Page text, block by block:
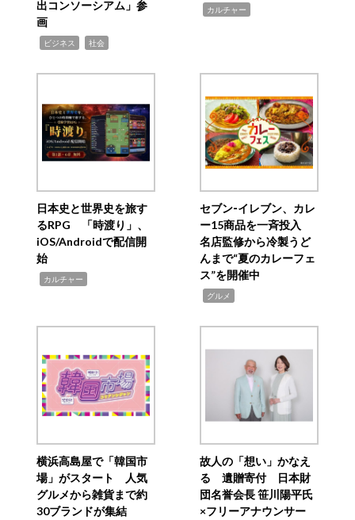
出コンソーシアム」参
画
ビジネス 社会
カルチャー
日本史と世界史を旅す
るRPG 「時渡り」、
iOS/Androidで配信開
始
カルチャー
セブン‐イレブン、カレ
ー15商品を一斉投入
名店監修から冷製うど
んまで“夏のカレーフェ
ス”を開催中
グルメ
横浜高島屋で「韓国市
場」がスタート 人気
グルメから雑貨まで約
30ブランドが集結
故人の「想い」かなえ
る 遺贈寄付 日本財
団名誉会長 笹川陽平氏
×フリーアナウンサー